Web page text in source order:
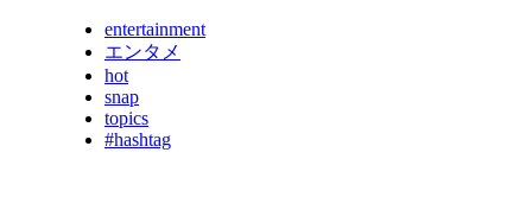
entertainment
エンタメ
hot
snap
topics
#hashtag